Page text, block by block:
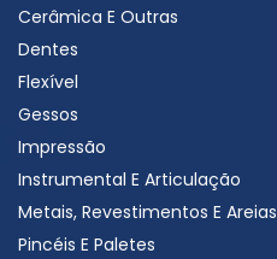
Cerâmica E Outras
Dentes
Flexível
Gessos
Impressão
Instrumental E Articulação
Metais, Revestimentos E Areias
Pincéis E Paletes